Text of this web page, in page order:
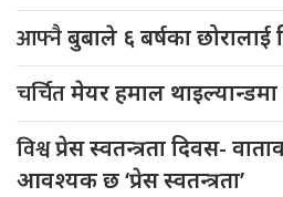
आफ्नैबुबाले ६ बर्षका छोरालाई
चर्चितमेयर हमाल
विश्वप्रेस स्वतन्त्रता दिवस-
आवश्यक छ ‘प्रेस स्वतन्त्रता’